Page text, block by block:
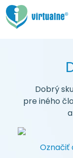
Dobrý
pre iného
Označiť